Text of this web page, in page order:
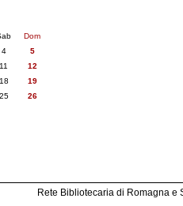
Dom
4
5
11
12
18
19
25
26
Rete Bibliotecaria di Romagna e